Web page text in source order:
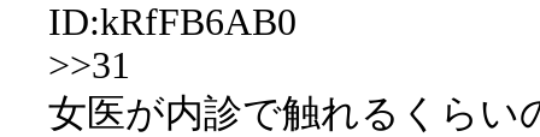
ID:kRfFB6AB0
>>31
女医が内診で触れるくらい